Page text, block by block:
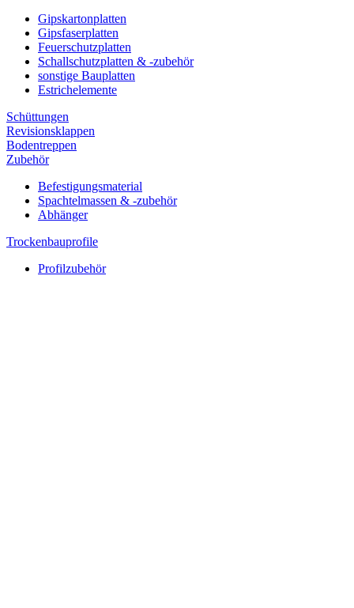
Gipskartonplatten
Gipsfaserplatten
Feuerschutzplatten
Schallschutzplatten & -zubehör
sonstige Bauplatten
Estrichelemente
Schüttungen
Revisionsklappen
Bodentreppen
Zubehör
Befestigungsmaterial
Spachtelmassen & -zubehör
Abhänger
Trockenbauprofile
Profilzubehör